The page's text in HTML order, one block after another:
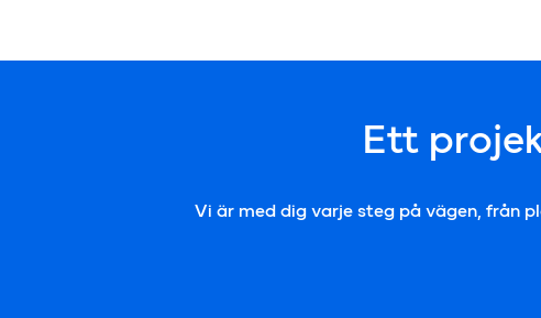
Ett
Vi är med dig varje steg på vägen, från